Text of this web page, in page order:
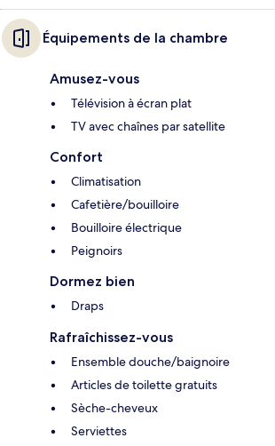
Équipements de la chambre
Amusez-vous
Télévision à écran plat
TV avec chaînes par satellite
Confort
Climatisation
Cafetière/bouilloire
Bouilloire électrique
Peignoirs
Dormez bien
Draps
Rafraîchissez-vous
Ensemble douche/baignoire
Articles de toilette gratuits
Sèche-cheveux
Serviettes